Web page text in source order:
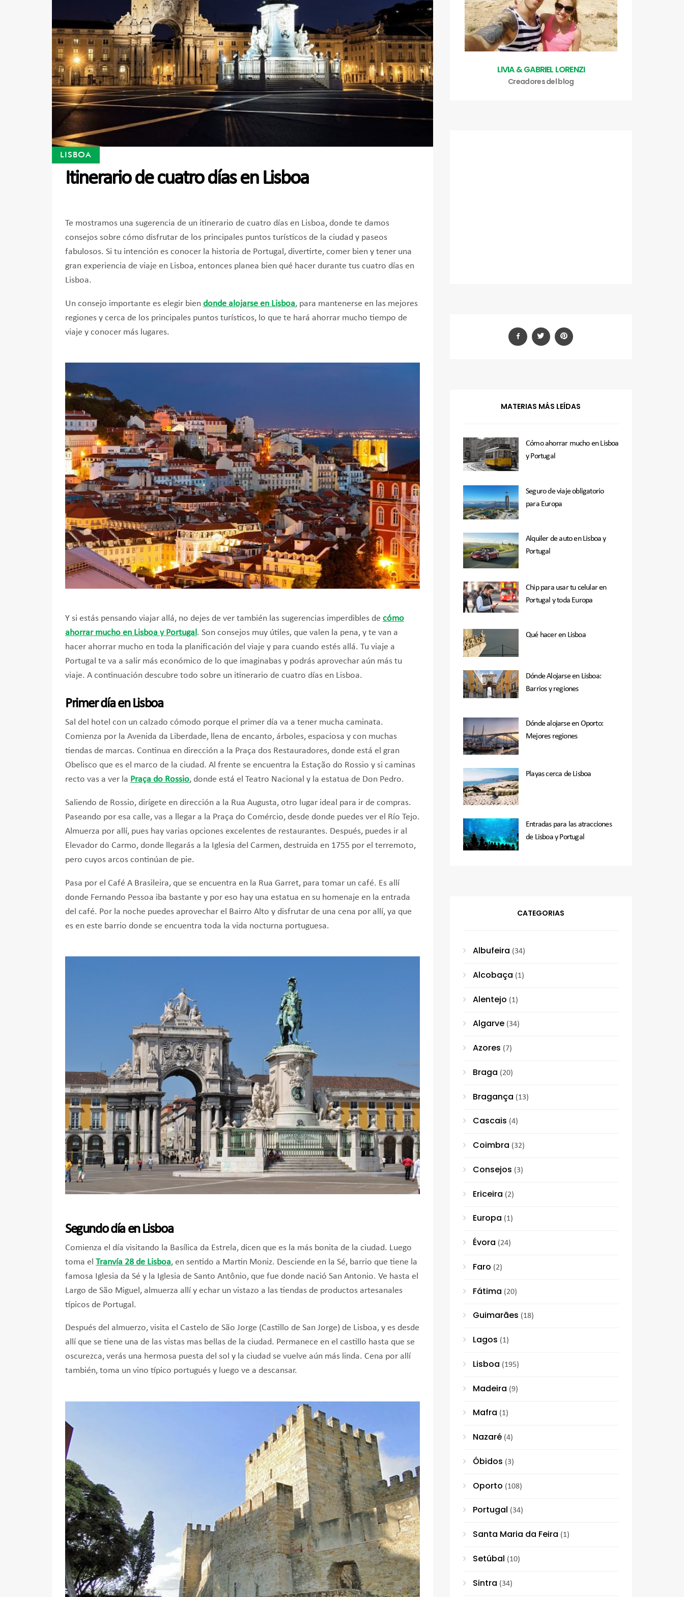
LISBOA
Itinerario de cuatro días en Lisboa
Te mostramos una sugerencia de un itinerario de cuatro días en Lisboa, donde te damos
consejos sobre cómo disfrutar de los principales puntos turísticos de la ciudad y paseos
fabulosos. Si tu intención es conocer la historia de Portugal, divertirte, comer bien y tener una
gran experiencia de viaje en Lisboa, entonces planea bien qué hacer durante tus cuatro días en
Lisboa.
Un consejo importante es elegir bien donde alojarse en Lisboa, para mantenerse en las mejores
regiones y cerca de los principales puntos turísticos, lo que te hará ahorrar mucho tiempo de
viaje y conocer más lugares.
Y si estás pensando viajar allá, no dejes de ver también las sugerencias imperdibles de cómo
ahorrar mucho en Lisboa y Portugal. Son consejos muy útiles, que valen la pena, y te van a
hacer ahorrar mucho en toda la planificación del viaje y para cuando estés allá. Tu viaje a
Portugal te va a salir más económico de lo que imaginabas y podrás aprovechar aún más tu
viaje. A continuación descubre todo sobre un itinerario de cuatro días en Lisboa.
Primer día en Lisboa
Sal del hotel con un calzado cómodo porque el primer día va a tener mucha caminata.
Comienza por la Avenida da Liberdade, llena de encanto, árboles, espaciosa y con muchas
tiendas de marcas. Continua en dirección a la Praça dos Restauradores, donde está el gran
Obelisco que es el marco de la ciudad. Al frente se encuentra la Estação do Rossio y si caminas
recto vas a ver la Praça do Rossio, donde está el Teatro Nacional y la estatua de Don Pedro.
Saliendo de Rossio, dirígete en dirección a la Rua Augusta, otro lugar ideal para ir de compras.
Paseando por esa calle, vas a llegar a la Praça do Comércio, desde donde puedes ver el Río Tejo.
Almuerza por allí, pues hay varias opciones excelentes de restaurantes. Después, puedes ir al
Elevador do Carmo, donde llegarás a la Iglesia del Carmen, destruida en 1755 por el terremoto,
pero cuyos arcos continúan de pie.
Pasa por el Café A Brasileira, que se encuentra en la Rua Garret, para tomar un café. Es allí
donde Fernando Pessoa iba bastante y por eso hay una estatua en su homenaje en la entrada
del café. Por la noche puedes aprovechar el Bairro Alto y disfrutar de una cena por allí, ya que
es en este barrio donde se encuentra toda la vida nocturna portuguesa.
Segundo día en Lisboa
Comienza el día visitando la Basílica da Estrela, dicen que es la más bonita de la ciudad. Luego
toma el Tranvía 28 de Lisboa, en sentido a Martin Moniz. Desciende en la Sé, barrio que tiene la
famosa Iglesia da Sé y la Iglesia de Santo Antônio, que fue donde nació San Antonio. Ve hasta el
Largo de São Miguel, almuerza allí y echar un vistazo a las tiendas de productos artesanales
típicos de Portugal.
Después del almuerzo, visita el Castelo de São Jorge (Castillo de San Jorge) de Lisboa, y es desde
allí que se tiene una de las vistas mas bellas de la ciudad. Permanece en el castillo hasta que se
oscurezca, verás una hermosa puesta del sol y la ciudad se vuelve aún más linda. Cena por allí
también, toma un vino típico portugués y luego ve a descansar.
LIVIA & GABRIEL LORENZI
Creadores del blog
MATERIAS MÁS LEÍDAS
Cómo ahorrar mucho en Lisboa
y Portugal
Seguro de viaje obligatorio
para Europa
Alquiler de auto en Lisboa y
Portugal
Chip para usar tu celular en
Portugal y toda Europa
Qué hacer en Lisboa
Dónde Alojarse en Lisboa:
Barrios y regiones
Dónde alojarse en Oporto:
Mejores regiones
Playas cerca de Lisboa
Entradas para las atracciones
de Lisboa y Portugal
CATEGORIAS
Albufeira (34)
Alcobaça (1)
Alentejo (1)
Algarve (34)
Azores (7)
Braga (20)
Bragança (13)
Cascais (4)
Coimbra (32)
Consejos (3)
Ericeira (2)
Europa (1)
Évora (24)
Faro (2)
Fátima (20)
Guimarães (18)
Lagos (1)
Lisboa (195)
Madeira (9)
Mafra (1)
Nazaré (4)
Óbidos (3)
Oporto (108)
Portugal (34)
Santa Maria da Feira (1)
Setúbal (10)
Sintra (34)